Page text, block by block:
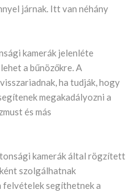
járnak. Itt van néhány
kamerák jelenléte
a bűnözőkre. A
ha tudják, hogy
megakadályozni a
és más
kamerák által rögzített
szolgálhatnak
felvételek segíthetnek a